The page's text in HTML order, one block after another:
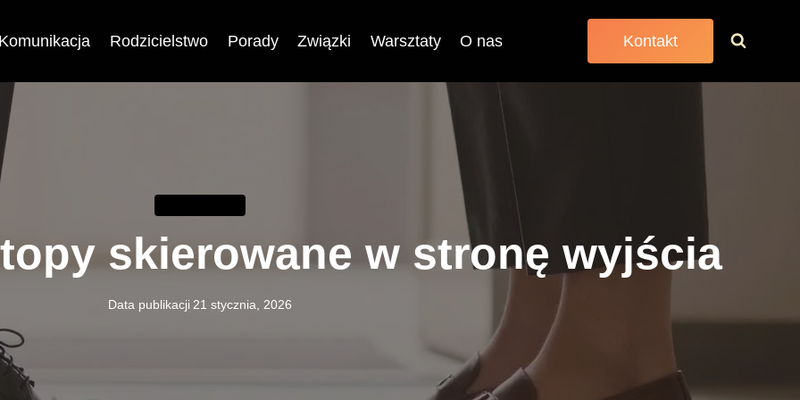
Komunikacja Rodzicielstwo Porady Związki Warsztaty O nas Kontakt
skierowane w stronę wyjścia
Data publikacji 21 stycznia, 2026